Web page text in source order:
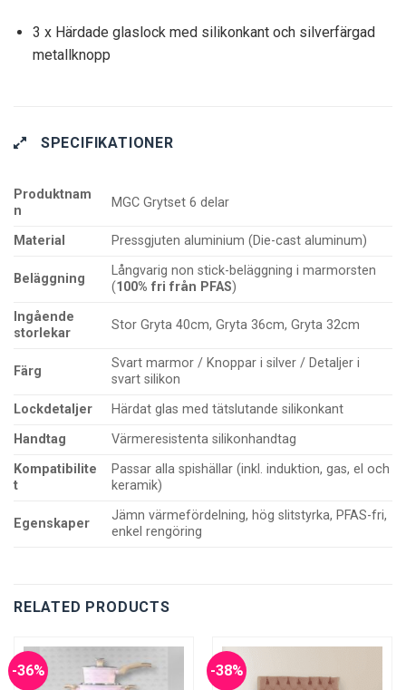
3 x Härdade glaslock med silikonkant och silverfärgad
metallknopp
SPECIFIKATIONER
Produktnam
n
MGC Grytset 6 delar
Material Pressgjuten aluminium (Die-cast aluminum)
Beläggning
Långvarig non stick-beläggning i marmorsten
(100% fri från PFAS)
Ingående
storlekar
Stor Gryta 40cm, Gryta 36cm, Gryta 32cm
Färg
Svart marmor / Knoppar i silver / Detaljer i
svart silikon
Lockdetaljer
Härdat glas med tätslutande silikonkant
Handtag
Värmeresistenta silikonhandtag
Kompatibilite
t
Passar alla spishällar (inkl. induktion, gas, el och
keramik)
Egenskaper
Jämn värmefördelning, hög slitstyrka, PFAS-fri,
enkel rengöring
RELATED PRODUCTS
-36% -38%